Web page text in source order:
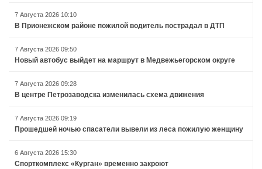
7 Августа 2026 10:10
В Прионежском районе пожилой водитель пострадал в ДТП
7 Августа 2026 09:50
Новый автобус выйдет на маршрут в Медвежьегорском округе
7 Августа 2026 09:28
В центре Петрозаводска изменилась схема движения
7 Августа 2026 09:19
Прошедшей ночью спасатели вывели из леса пожилую женщину
6 Августа 2026 15:30
Спорткомплекс «Курган» временно закроют